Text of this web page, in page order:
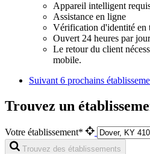
Appareil intelligent
Assistance en ligne
Vérification d'identité en
Ouvert 24 heures par
Le retour du client
mobile.
Suivant 6 prochains
Trouvez un
Votre établissement*
Trouvez des établissements